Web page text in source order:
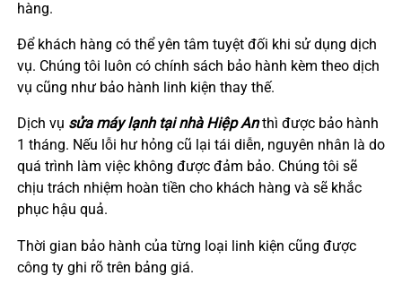
hàng.
Để khách hàng có thể yên tâm tuyệt đối khi sử dụng dịch
vụ. Chúng tôi luôn có chính sách bảo hành kèm theo dịch
vụ cũng như bảo hành linh kiện thay thế.
Dịch vụ sửa máy lạnh tại nhà Hiệp Anthì được bảo hành
1 tháng. Nếu lỗi hư hỏng cũ lại tái diễn, nguyên nhân là do
quá trình làm việc không được đảm bảo. Chúng tôi sẽ
chịu trách nhiệm hoàn tiền cho khách hàng và sẽ khắc
phục hậu quả.
Thời gian bảo hành của từng loại linh kiện cũng được
công ty ghi rõ trên bảng giá.